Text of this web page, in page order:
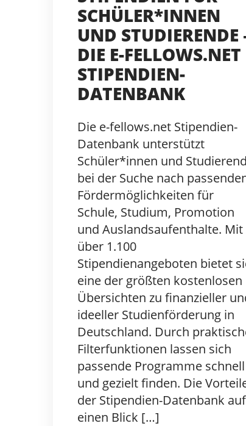
SCHÜLER*INNEN
UND STUDIERENDE
DIE E-FELLOWS.NET
STIPENDIEN-
DATENBANK
Die e-fellows.net Stipendien-
Datenbank unterstützt
Schüler*innen und
bei der Suche nach
Fördermöglichkeiten für
Schule, Studium, Promotion
und Auslandsaufenthalte. Mit
über 1.100
Stipendienangeboten bietet
eine der größten kostenlosen
Übersichten zu finanzieller
ideeller Studienförderung in
Deutschland. Durch
Filterfunktionen lassen sich
passende Programme schnell
und gezielt finden. Die
der Stipendien-Datenbank auf
einen Blick […]